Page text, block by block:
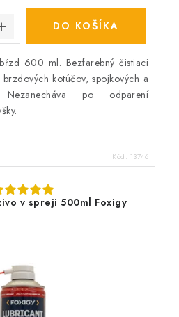
DO KOŠÍKA
600 ml. Bezfarebný čistiaci
kotúčov, spojkových a
po odparení
Kód: 13746
v spreji 500ml Foxigy